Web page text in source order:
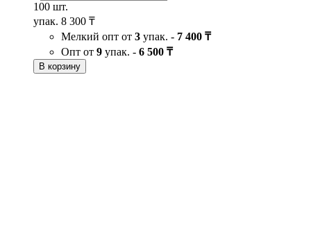
100 шт.
упак. 8 300 ₸
Мелкий опт от 3 упак. - 7 400 ₸
Опт от 9 упак. - 6 500 ₸
В корзину